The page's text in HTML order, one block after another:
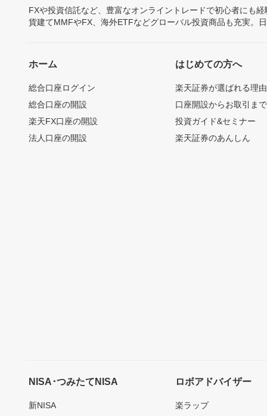
FXや投資信託など、豊富なオンライントレードで初心者にも
貨建てMMFやFX、海外ETFなどグローバル投資商品も充実。
ホーム
総合口座ログイン
総合口座の開設
楽天FX口座の開設
法人口座の開設
はじめての方へ
楽天証券が選ばれる理由
口座開設からお取引ま
投資ガイド&セミナー
楽天証券のあんしん
NISA･つみたてNISA
新NISA
ロボアドバイザー
楽ラップ